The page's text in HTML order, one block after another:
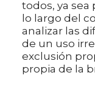
todos, ya sea
lo largo del
analizar las
de un uso
exclusión
propia de la